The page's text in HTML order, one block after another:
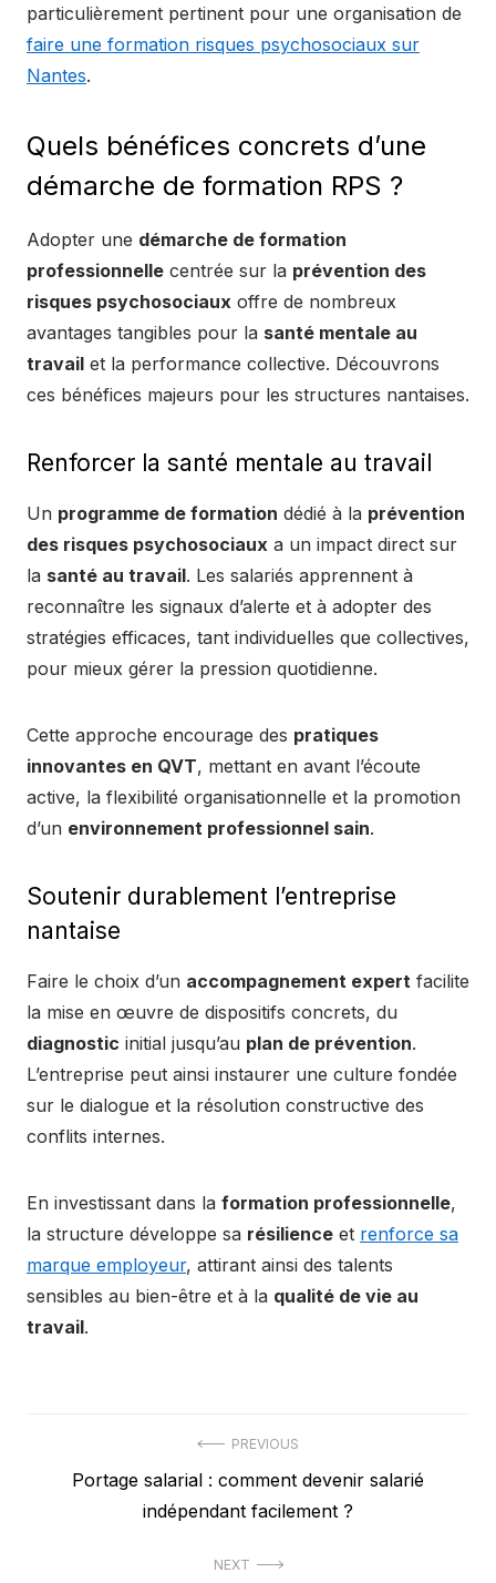
particulièrement pertinent pour une organisation de
faire une formation risques psychosociaux sur
Nantes.
Quels bénéfices concrets d’une
démarche de formation RPS ?
Adopter une démarche de formation
professionnelle centrée sur la prévention des
risques psychosociaux offre de nombreux
avantages tangibles pour la santé mentale au
travail et la performance collective. Découvrons
ces bénéfices majeurs pour les structures nantaises.
Renforcer la santé mentale au travail
Un programme de formation dédié à la prévention
des risques psychosociaux a un impact direct sur
la santé au travail. Les salariés apprennent à
reconnaître les signaux d’alerte et à adopter des
stratégies efficaces, tant individuelles que collectives,
pour mieux gérer la pression quotidienne.
Cette approche encourage des pratiques
innovantes en QVT, mettant en avant l’écoute
active, la flexibilité organisationnelle et la promotion
d’un environnement professionnel sain.
Soutenir durablement l’entreprise
nantaise
Faire le choix d’un accompagnement expert facilite
la mise en œuvre de dispositifs concrets, du
diagnostic initial jusqu’au plan de prévention.
L’entreprise peut ainsi instaurer une culture fondée
sur le dialogue et la résolution constructive des
conflits internes.
En investissant dans la formation professionnelle,
la structure développe sa résilience et renforce sa
marque employeur, attirant ainsi des talents
sensibles au bien-être et à la qualité de vie au
travail.
navigation
PREVIOUS
Previous
Portage salarial : comment devenir salarié
indépendant facilement ?
NEXT